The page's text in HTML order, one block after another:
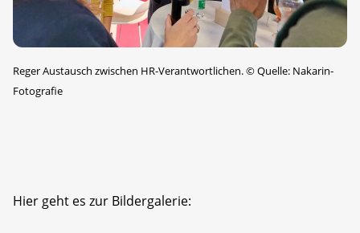
Reger Austausch zwischen HR-Verantwortlichen.©Quelle: Nakarin-
Fotografie
Hier geht es zur Bildergalerie: